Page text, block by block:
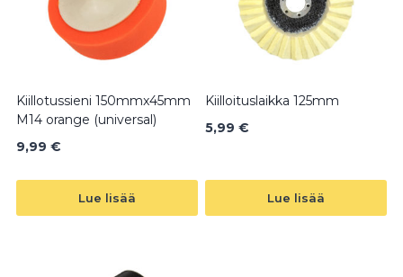
Kiillotussieni 150mmx45mm
M14 orange (universal)
9,99 €
Lue lisää
Kiilloituslaikka 125mm
5,99 €
Lue lisää